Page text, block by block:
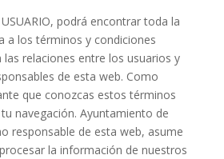
podrá encontrar toda la
a los términos y condiciones
las relaciones entre los usuarios y
de esta web. Como
que conozcas estos términos
navegación. Ayuntamiento de
responsable de esta web, asume
la información de nuestros